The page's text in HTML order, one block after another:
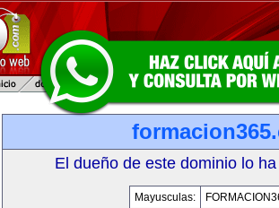
El dueño de este dominio lo
Mayusculas: